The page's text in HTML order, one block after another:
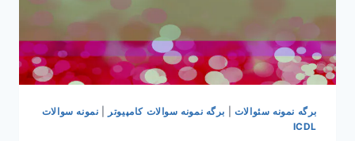
برگه نمونه سئوالات برگه نمونه سوالات کامپیوتر
نمونه سوالات
ICDL